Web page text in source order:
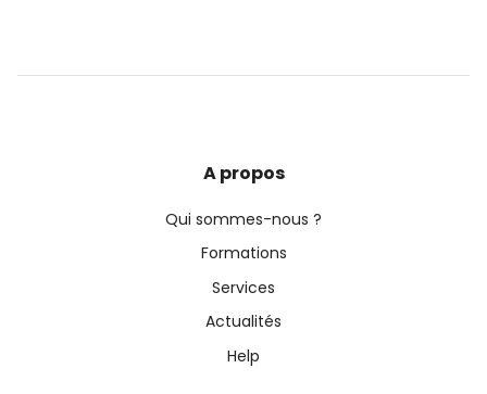
A propos
Qui sommes-nous ?
Formations
Services
Actualités
Help